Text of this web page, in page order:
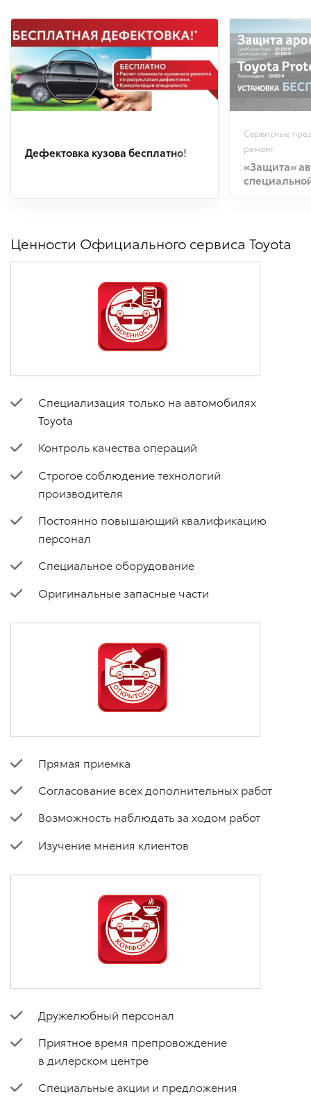
Дефектовка кузова бесплатно!
Сервисные
ремонт
«Защита»
Ценности Официального сервиса Toyota
Специализация только на автомобилях
Toyota
Контроль качества операций
Строгое соблюдение технологий
производителя
Постоянно повышающий квалификацию
персонал
Специальное оборудование
Оригинальные запасные части
Прямая приемка
Согласование всех дополнительных работ
Возможность наблюдать за ходом работ
Изучение мнения клиентов
Дружелюбный персонал
Приятное время препровождение
в дилерском центре
Специальные акции и предложения